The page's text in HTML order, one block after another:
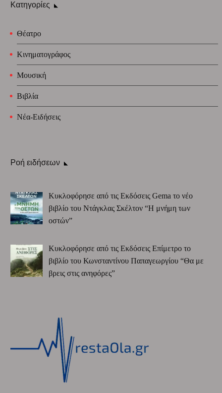
Κατηγορίες
Θέατρο
Κινηματογράφος
Μουσική
Βιβλία
Νέα-Ειδήσεις
Ροή ειδήσεων
Κυκλοφόρησε από τις Εκδόσεις Gema το νέο
βιβλίο του Ντάγκλας Σκέλτον “Η μνήμη των
οστών”
Κυκλοφόρησε από τις Εκδόσεις Επίμετρο το
βιβλίο του Κωνσταντίνου Παπαγεωργίου “Θα με
βρεις στις ανηφόρες”